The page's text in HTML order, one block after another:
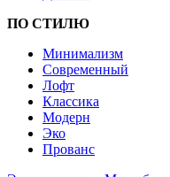
ПО СТИЛЮ
Минимализм
Современный
Лофт
Классика
Модерн
Эко
Прованс